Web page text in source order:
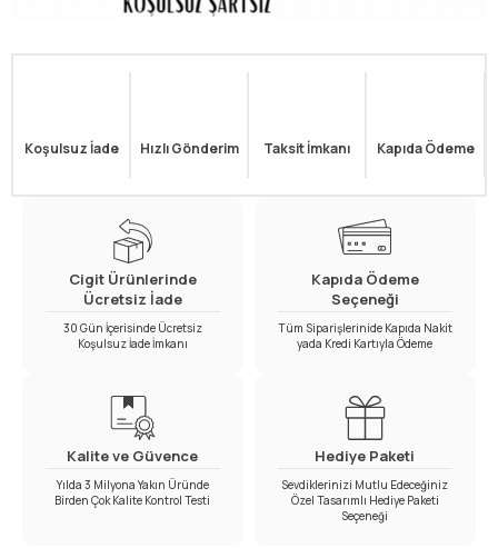
Koşulsuz İade Hızlı Gönderim Taksit İmkanı Kapıda Ödeme
Cigit Ürünlerinde
Ücretsiz İade
30 Gün İçerisinde Ücretsiz
Koşulsuz İade İmkanı
Kapıda Ödeme
Seçeneği
Tüm Siparişlerinide Kapıda Nakit
yada Kredi Kartıyla Ödeme
Kalite ve Güvence
Yılda 3 Milyona Yakın Üründe
Birden Çok Kalite Kontrol Testi
Hediye Paketi
Sevdiklerinizi Mutlu Edeceğiniz
Özel Tasarımlı Hediye Paketi
Seçeneği